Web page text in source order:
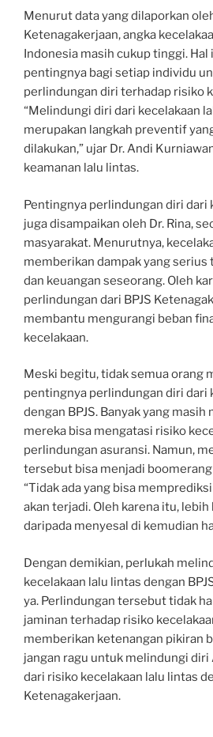
Menurut data yang dilaporkan
Ketenagakerjaan, angka
Indonesia masih cukup tinggi.
pentingnya bagi setiap individu
perlindungan diri terhadap risiko
“Melindungi diri dari kecelakaan
merupakan langkah preventif
dilakukan,” ujar Dr. Andi
keamanan lalu lintas.
Pentingnya perlindungan diri dari
juga disampaikan oleh Dr. Rina,
masyarakat. Menurutnya,
memberikan dampak yang serius
dan keuangan seseorang. Oleh
perlindungan dari BPJS
membantu mengurangi beban
kecelakaan.
Meski begitu, tidak semua orang
pentingnya perlindungan diri dari
dengan BPJS. Banyak yang masih
mereka bisa mengatasi risiko
perlindungan asuransi. Namun,
tersebut bisa menjadi
“Tidak ada yang bisa
akan terjadi. Oleh karena itu,
daripada menyesal di kemudian
Dengan demikian, perlukah
kecelakaan lalu lintas dengan
ya. Perlindungan tersebut tidak
jaminan terhadap risiko
memberikan ketenangan pikiran
jangan ragu untuk melindungi diri
dari risiko kecelakaan lalu lintas
Ketenagakerjaan.